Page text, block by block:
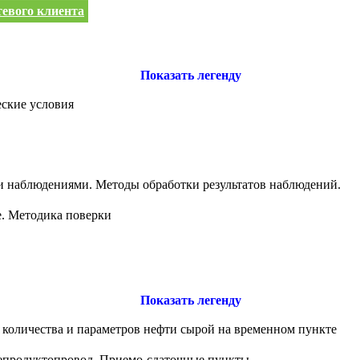
клиента
Показать легенду
условия
Методы обработки результатов наблюдений.
Методика поверки
Показать легенду
и параметров нефти сырой на временном пункте